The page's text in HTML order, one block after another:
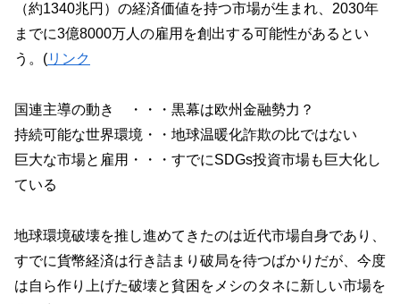
（約1340兆円）の経済価値を持つ市場が生まれ、2030年
までに3億8000万人の雇用を創出する可能性があるとい
う。(リンク
国連主導の動き ・・・黒幕は欧州金融勢力？
持続可能な世界環境・・地球温暖化詐欺の比ではない
巨大な市場と雇用・・・すでにSDGs投資市場も巨大化し
ている
地球環境破壊を推し進めてきたのは近代市場自身であり、
すでに貨幣経済は行き詰まり破局を待つばかりだが、今度
は自ら作り上げた破壊と貧困をメシのタネに新しい市場を